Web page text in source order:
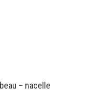
– nacelle